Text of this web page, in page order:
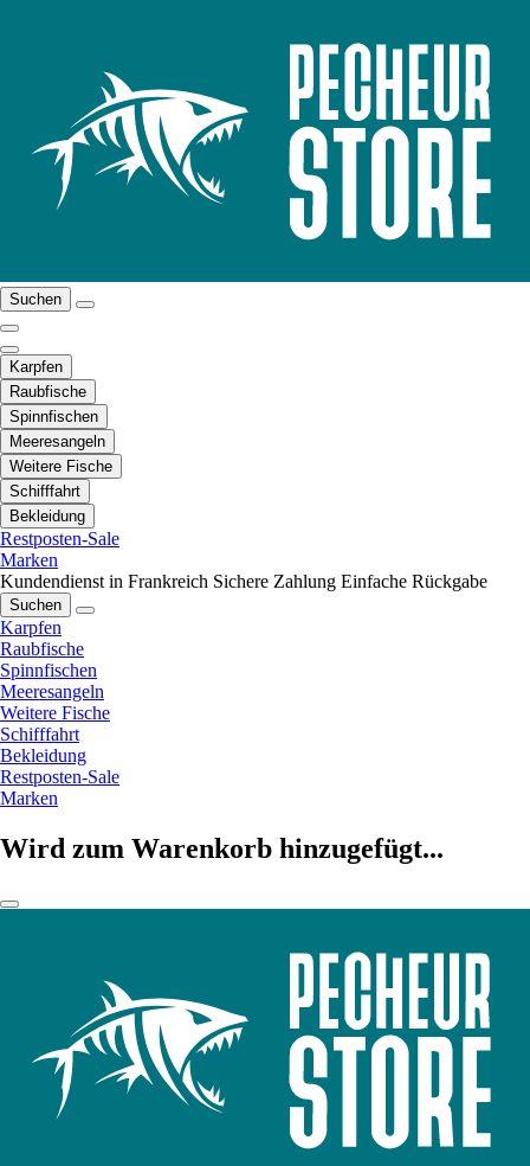
Suchen
Karpfen
Raubfische
Spinnfischen
Meeresangeln
Weitere Fische
Schifffahrt
Bekleidung
Restposten-Sale
Marken
Kundendienst in Frankreich Sichere Zahlung Einfache Rückgabe
Suchen
Karpfen
Raubfische
Spinnfischen
Meeresangeln
Weitere Fische
Schifffahrt
Bekleidung
Restposten-Sale
Marken
Wird zum Warenkorb hinzugefügt...